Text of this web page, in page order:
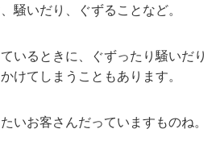
騒いだり、ぐずることなど。
いるときに、ぐずったり騒いだり
けてしまうこともあります。
いお客さんだっていますものね。